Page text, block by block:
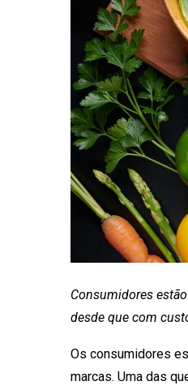
Consumidores
desde que com
Os consumidores
marcas. Uma das